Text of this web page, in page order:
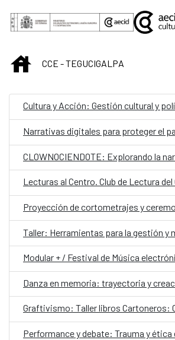
Saltar al contenido principal
INICIOCCE - TEGUCIGALPA
Narrativas digitales para proteger el
CLOWNOCIENDOTE: Explorando la
Lecturas al Centro. Club de Lectura del
Performance y debate: Trauma y ética